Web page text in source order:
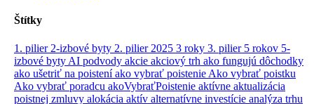
Štítky
1. pilier 2-izbové byty 2. pilier 2025 3 roky 3. pilier 5 rokov 5-
izbové byty AI podvody akcie akciový trh ako fungujú dôchodky
ako ušetriť na poisteníako vybrať poistenie Ako vybrať poistku
Ako vybrať poradcu akoVybraťPoistenie aktívne aktualizácia
poistnej zmluvy alokácia aktív alternatívne investície analýza trhu